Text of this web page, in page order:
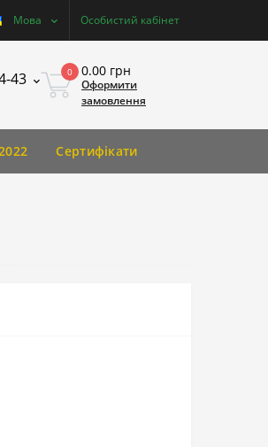
Мова Особистий кабінет
43 0 0.00 грн
Оформити
замовлення
Сертифікати